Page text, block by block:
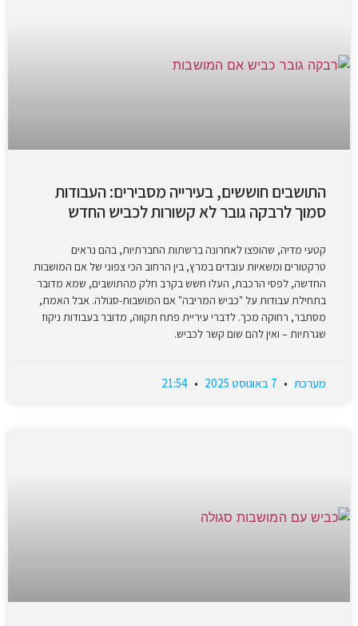
התושבים חוששים, בעירייה מסבירים: העבודות
סמוך לרבקה גובר לא קשורות לכביש החדש
קטעי מדיה, שהופצו לאחרונה ברשתות החברתיות, בהם נראים
טרקטורים ומשאיות עובדים במרץ, בין הרחוב הכי צפוני של אם המושבות
החדשה, לפסי הרכבת, העלו חשש בקרב חלק מהתושבים, שמא מדובר
בתחילת עבודות על "כביש המריבה" אם המושבות-סגולה. אבל האמת,
מסתבר, רחוקה מכך. לדברי עיריית פתח תקווה, מדובר בעבודות ניקוז
שגרתיות – ואין להם שום קשר לכביש.
מערכת